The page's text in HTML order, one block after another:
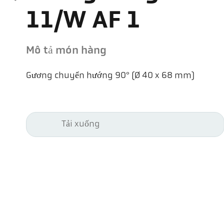
11/W AF 1
Mô tả món hàng
Gương chuyển hướng 90° (Ø 40 x 68 mm)
Tải xuống